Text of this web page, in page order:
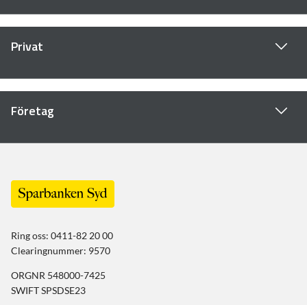
Privat
Företag
Ring oss: 0411-82 20 00
Clearingnummer: 9570
ORGNR 548000-7425
SWIFT SPSDSE23